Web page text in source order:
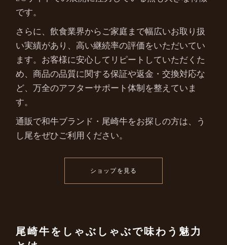
です。
さらに、飲食業界からご家庭まで幅広いお取り扱
い実績があり、高い継続率の評価をいただいてい
ます。お客様に安心してリピートしていただくた
め、商品の品質に関する保証や返金・交換対応な
ど、万全のアフターサポート体制を整えていま
す。
通販で和牛ブランド・尾崎牛をお探しの方は、う
し尾をぜひご利用ください。
ショップを見る
尾崎牛をしゃぶしゃぶで味わう魅力